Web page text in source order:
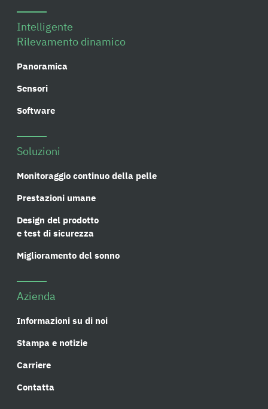
Intelligente
Rilevamento dinamico
Panoramica
Sensori
Software
Soluzioni
Monitoraggio continuo della pelle
Prestazioni umane
Design del prodotto
e test di sicurezza
Miglioramento del sonno
Azienda
Informazioni su di noi
Stampa e notizie
Carriere
Contatta